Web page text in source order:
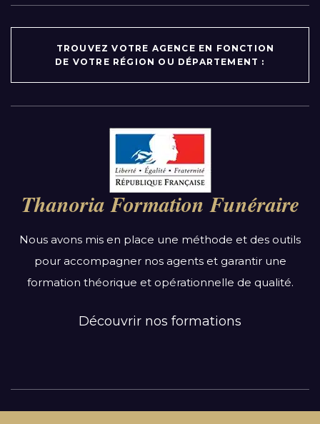
TROUVEZ VOTRE AGENCE EN FONCTION
DE VOTRE RÉGION OU DÉPARTEMENT :
Auvergne-Rhône-Alpes
Bourgogne-Franche-Comté
Bretagne
Centre-Val de Loire
Grand Est
Hauts-de-France
Normandie
Thanoria Formation Funéraire
Nous avons mis en place une méthode et des outils
pour accompagner nos agents et garantir une
formation théorique et opérationnelle de qualité.
Découvrir nos formations